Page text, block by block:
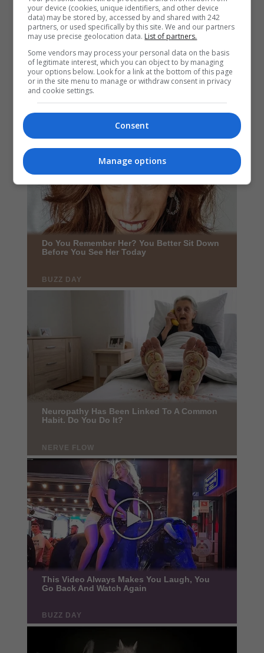
your device (cookies, unique identifiers, and other device
data) may be stored by, accessed by and shared with 242
partners, or used specifically by this site. We and our partners
may use precise geolocation data. List of partners.
Some vendors may process your personal data on the basis
of legitimate interest, which you can object to by managing
your options below. Look for a link at the bottom of this page
or in the site menu to manage or withdraw consent in privacy
and cookie settings.
Consent
Manage options